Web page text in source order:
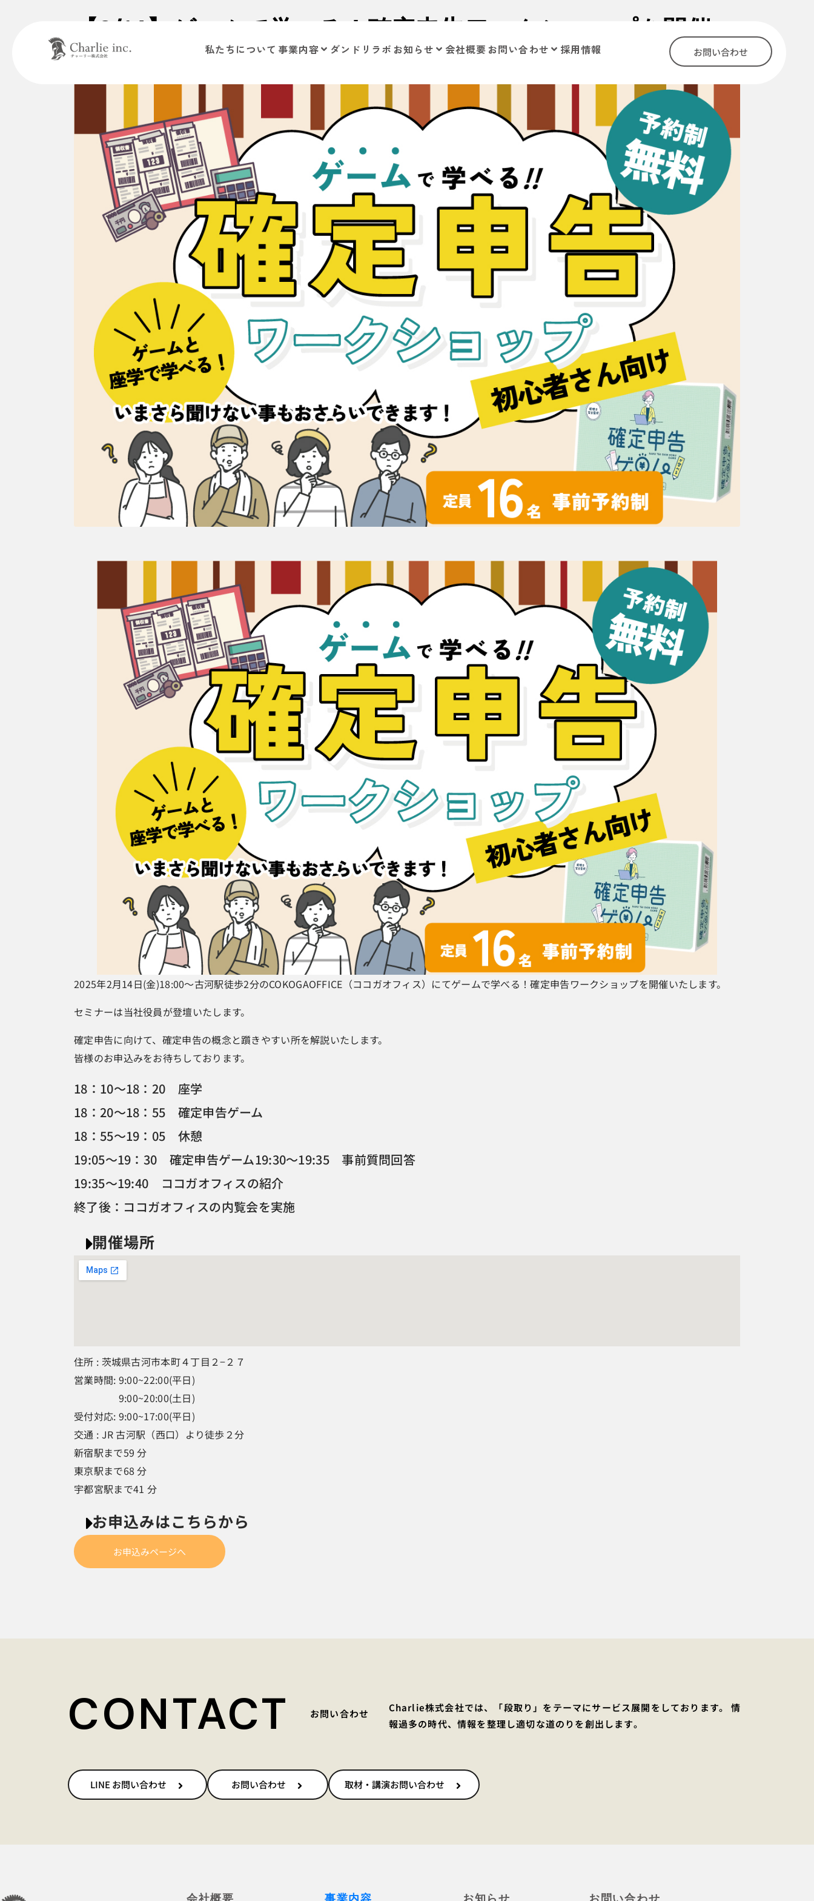
私たちについて 事業内容 ダンドリラボ お知らせ 会社概要お問い合わせ 採用情報 お問い合わせ
【2/14】ゲームで学べる！確定申告ワークショップを開催い
たします。
2025年2月14日(金)18:00～古河駅徒歩2分のCOKOGAOFFICE（ココガオフィス）にてゲームで学べる！確定申告ワークショップを開催いたします。
セミナーは当社役員が登壇いたします。
確定申告に向けて、確定申告の概念と躓きやすい所を解説いたします。
皆様のお申込みをお待ちしております。
18：10～18：20 座学
18：20～18：55 確定申告ゲーム
18：55～19：05 休憩
19:05～19：30 確定申告ゲーム19:30～19:35 事前質問回答
19:35～19:40 ココガオフィスの紹介
終了後：ココガオフィスの内覧会を実施
開催場所
住所 : 茨城県古河市本町４丁目２−２７
営業時間: 9:00~22:00(平日)
9:00~20:00(土日)
受付対応: 9:00~17:00(平日)
交通 : JR 古河駅（西口）より徒歩２分
新宿駅まで59 分
東京駅まで68 分
宇都宮駅まで41 分
お申込みはこちらから
お申込みページへ
CONTACT お問い合わせ
Charlie株式会社では、「段取り」をテーマにサービス展開をしております。 情
報過多の時代、情報を整理し適切な道のりを創出します。
LINE お問い合わせ お問い合わせ 取材・講演お問い合わせ